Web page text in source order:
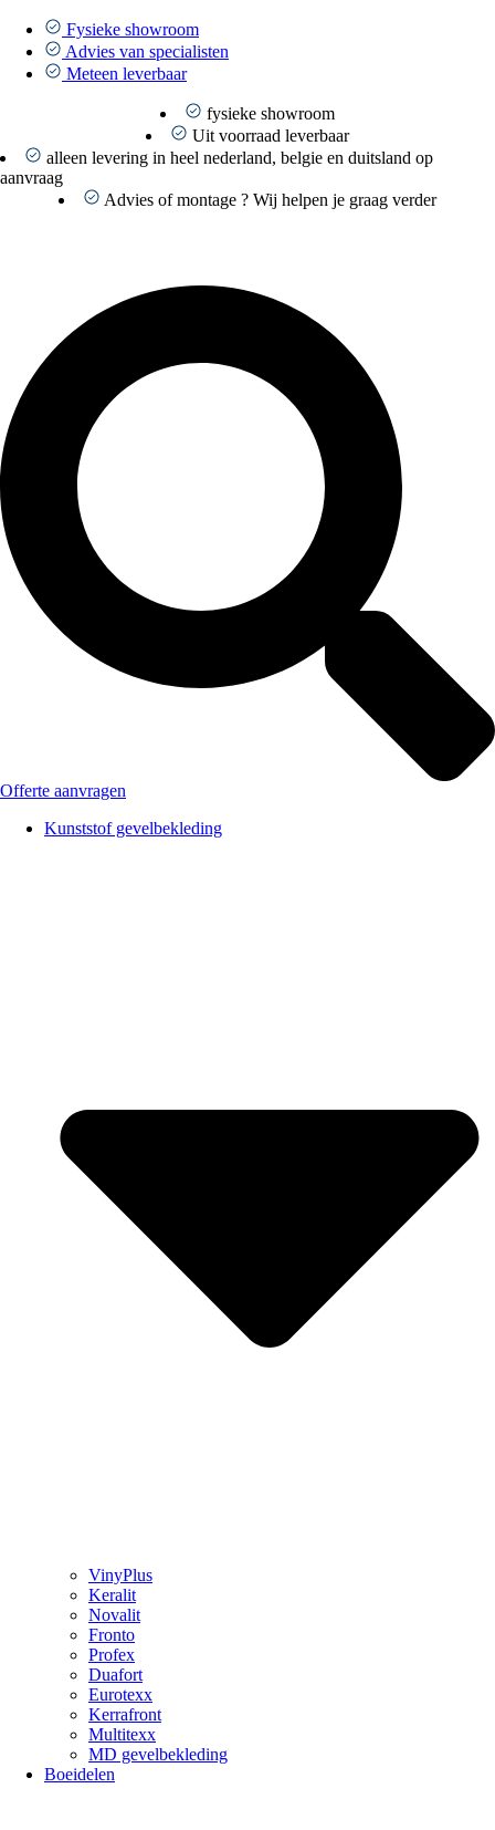
naar
inhoud
Fysieke showroom
Advies van specialisten
Meteen leverbaar
fysieke showroom
Uit voorraad leverbaar
alleen levering in heel nederland, belgie en duitsland op
aanvraag
Advies of montage ? Wij helpen je graag verder
Offerte aanvragen
Kunststof gevelbekleding
VinyPlus
Keralit
Novalit
Fronto
Profex
Duafort
Eurotexx
Kerrafront
Multitexx
MD gevelbekleding
Boeidelen